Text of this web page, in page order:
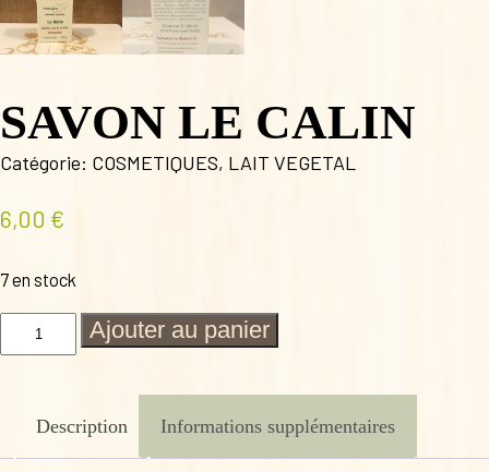
SAVON LE CALIN
Catégorie: COSMETIQUES, LAIT VEGETAL
6,00 €
7 en stock
quantité
CALIN
Ajouter au panier
Description Informations supplémentaires